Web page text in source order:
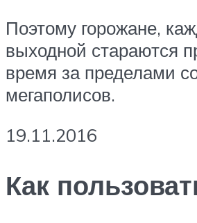
Поэтому горожане,
выходной стараются
время за пределами
мегаполисов.
19.11.2016
Как